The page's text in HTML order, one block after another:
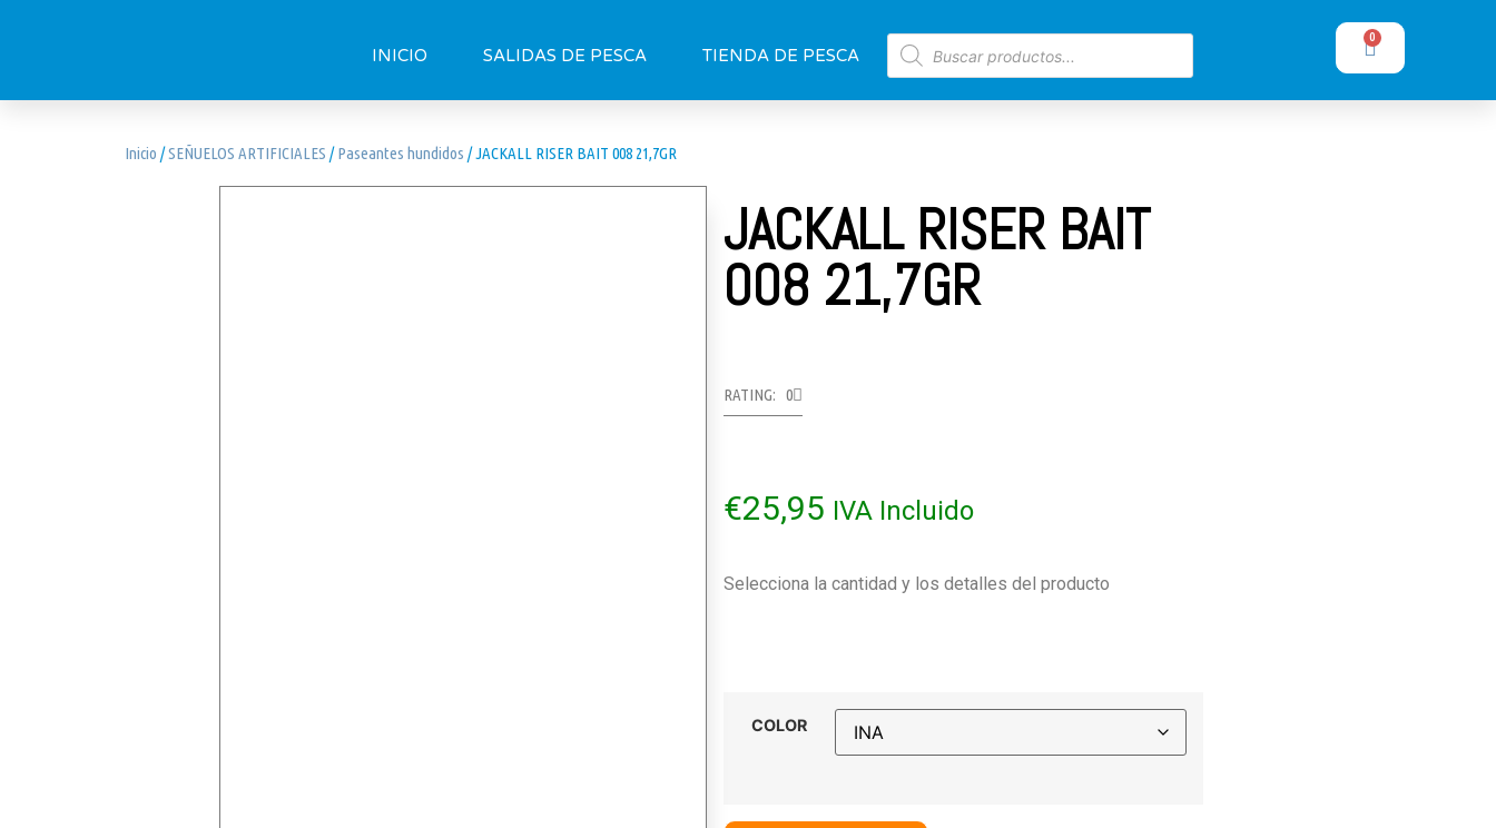
INICIO SALIDAS DE PESCA TIENDA DE PESCA
0
Inicio /SEÑUELOS ARTIFICIALES /Paseantes hundidos / JACKALL RISER BAIT 008 21,7GR
JACKALL RISER BAIT
008 21,7GR
RATING: 0
€25,95 IVA Incluido
Selecciona la cantidad y los detalles del producto
COLOR